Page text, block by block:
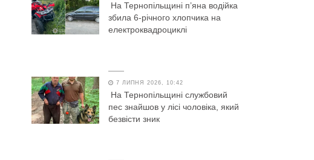
На Тернопільщині п’яна водійка
збила 6-річного хлопчика на
електроквадроциклі
7 ЛИПНЯ 2026, 10:42
На Тернопільщині службовий
пес знайшов у лісі чоловіка, який
безвісти зник